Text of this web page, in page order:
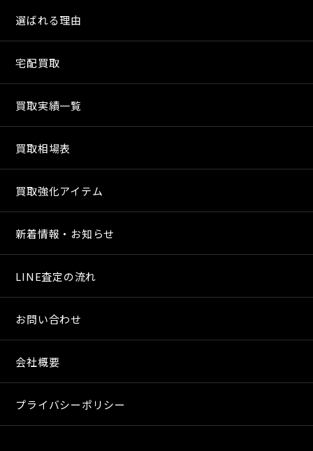
選ばれる理由
宅配買取
買取実績一覧
買取相場表
買取強化アイテム
新着情報・お知らせ
LINE査定の流れ
お問い合わせ
会社概要
プライバシーポリシー